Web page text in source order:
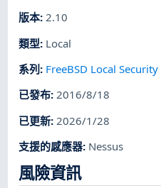
版本:2.10
類型: Local
系列 : FreeBSD Local Security
已發布:2016/8/18
已更新: 2026/1/28
支援的感應器: Nessus
風險資訊